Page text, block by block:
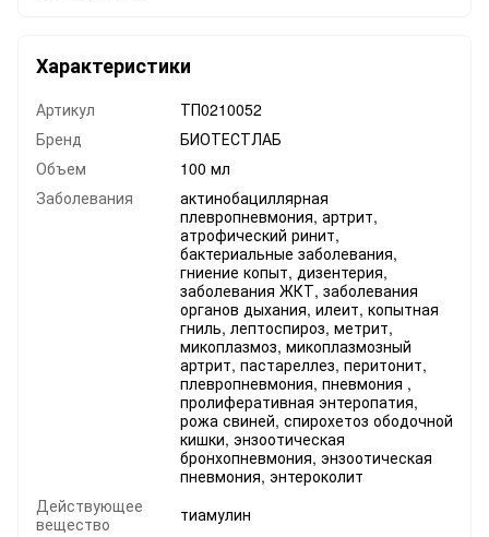
Характеристики
Артикул
ТП0210052
Бренд
БИОТЕСТЛАБ
Объем
100 мл
Заболевания
актинобациллярная
плевропневмония, артрит,
атрофический ринит,
бактериальные заболевания,
гниение копыт, дизентерия,
заболевания ЖКТ, заболевания
органов дыхания, илеит, копытная
гниль, лептоспироз, метрит,
микоплазмоз, микоплазмозный
артрит, пастареллез, перитонит,
плевропневмония, пневмония ,
пролиферативная энтеропатия,
рожа свиней, спирохетоз ободочной
кишки, энзоотическая
бронхопневмония, энзоотическая
пневмония, энтероколит
Действующее
вещество
тиамулин